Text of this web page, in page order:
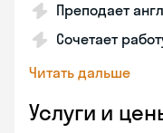
Преподает
Сочетает
Читать дальше
Услуги и